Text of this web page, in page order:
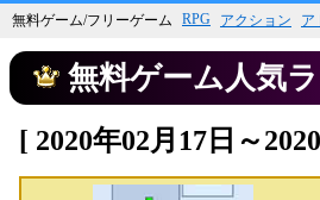
無料ゲーム/フリーゲーム RPG アクション ア
無料ゲーム人気
[ 2020年02月17日～